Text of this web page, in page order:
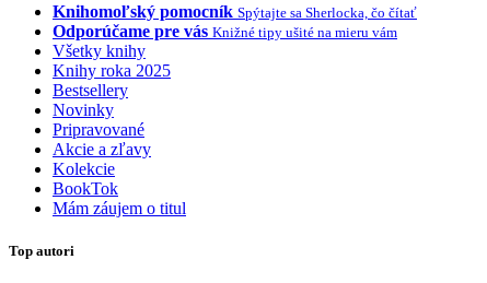
Knihomoľský pomocník Spýtajte sa Sherlocka, čo čítať
Odporúčame pre vás Knižné tipy ušité na mieru vám
Všetky knihy
Knihy roka 2025
Bestsellery
Novinky
Pripravované
Akcie a zľavy
Kolekcie
BookTok
Mám záujem o titul
Top autori